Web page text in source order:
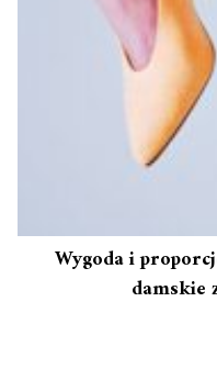
Wygoda i
damskie